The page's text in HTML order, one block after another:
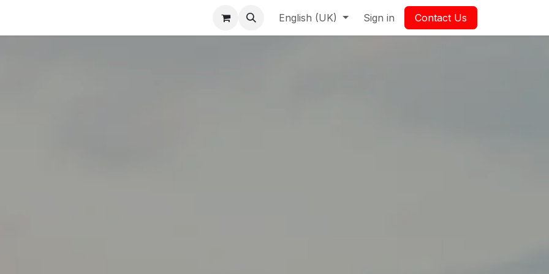
English (UK)
Sign in Contact Us